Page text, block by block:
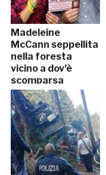
Madeleine
McCann seppellita
nella foresta
vicino a dov’è
scomparsa